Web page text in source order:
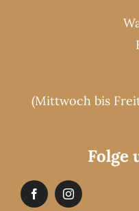
(Mittwoch bis
Folge